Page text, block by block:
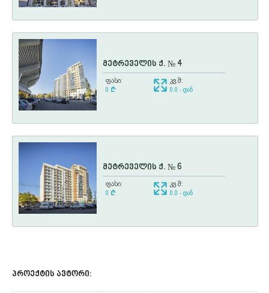
მეტრეველის ქ. № 4
ფასი:
0 ¢
კვ.მ:
0.0 - დან
მეტრეველის ქ. № 6
ფასი:
0 ¢
კვ.მ:
0.0 - დან
პროექტის ავტორი: